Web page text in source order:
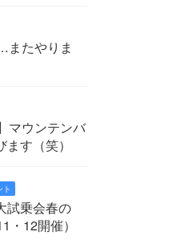
またやりま
マウンテンバ
す（笑）
ト
試乗会春の
・12開催）